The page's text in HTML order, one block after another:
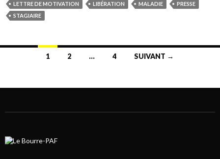
LETTRE DE MOTIVATION
LIBÉRATION MALADIE
PRESSE
STAGIAIRE
1 2 … 4 SUIVANT →